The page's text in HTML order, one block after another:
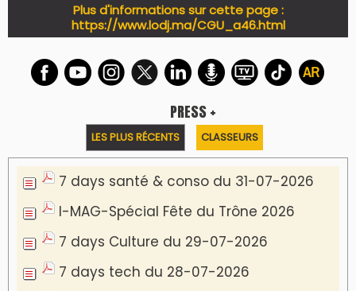
Plus d'informations sur cette page :
https://www.lodj.ma/CGU_a46.html
PRESS +
LES PLUS RÉCENTS CLASSEURS
7 days santé & conso du 31-07-2026
I-MAG-Spécial Fête du Trône 2026
7 days Culture du 29-07-2026
7 days tech du 28-07-2026